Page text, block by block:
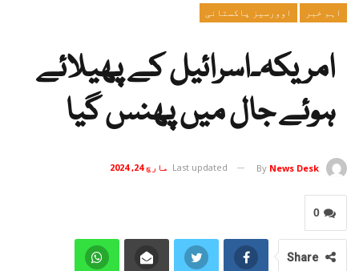
اہم خبر اوورسیز پاکستانی
امریکہ۔اسرائیل کے پھیلائے
ہوئے جال میں پھنس گیا
By News Desk
Last updated مارچ 24, 2024
0
Share